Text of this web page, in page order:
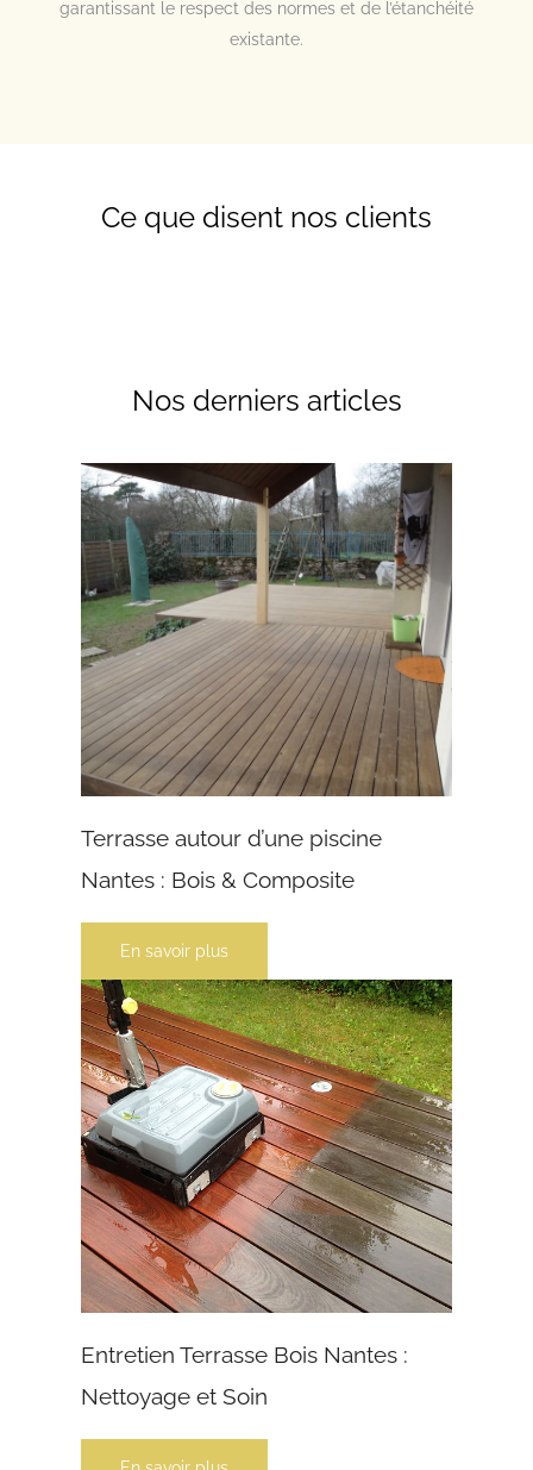
garantissant le respect des normes et de l’étanchéité
existante.
Ce que disent nos clients
Nos derniers articles
Terrasse autour d’une piscine
Nantes : Bois & Composite
En savoir plus
Entretien Terrasse Bois Nantes :
Nettoyage et Soin